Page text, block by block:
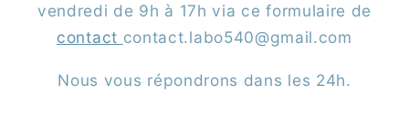
vendredi de 9h à 17h via ce formulaire de
contact contact.labo540@gmail.com
Nous vous répondrons dans les 24h.